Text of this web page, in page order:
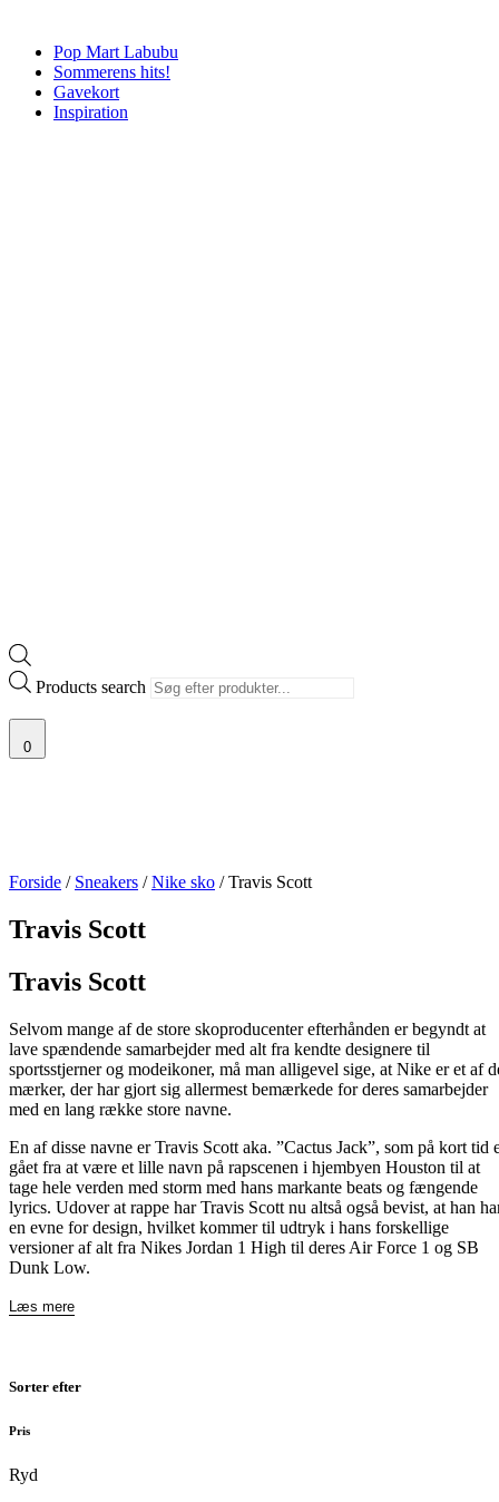
Pop Mart Labubu
Sommerens hits!
Gavekort
Inspiration
Products search
0
Forside / Sneakers /Nike sko / Travis Scott
Travis Scott
Travis Scott
Selvom mange af de store skoproducenter efterhånden er begyndt at
lave spændende samarbejder med alt fra kendte designere til
sportsstjerner og modeikoner, må man alligevel sige, at Nike er et af
mærker, der har gjort sig allermest bemærkede for deres samarbejder
med en lang række store navne.
En af disse navne er Travis Scott aka. ”Cactus Jack”, som på kort tid
gået fra at være et lille navn på rapscenen i hjembyen Houston til at
tage hele verden med storm med hans markante beats og fængende
lyrics. Udover at rappe har Travis Scott nu altså også bevist, at han
en evne for design, hvilket kommer til udtryk i hans forskellige
versioner af alt fra Nikes Jordan 1 High til deres Air Force 1 og SB
Dunk Low.
Læs mere
Sorter efter
Pris
Ryd